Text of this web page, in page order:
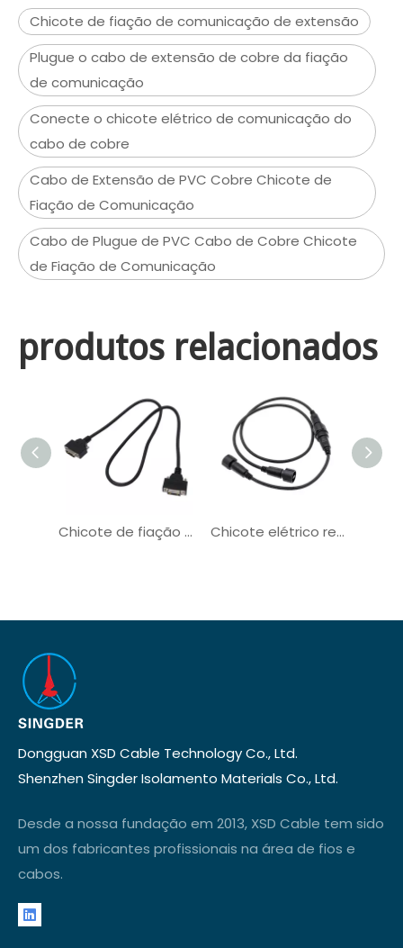
Chicote de fiação de comunicação de extensão
Plugue o cabo de extensão de cobre da fiação
de comunicação
Conecte o chicote elétrico de comunicação do
cabo de cobre
Cabo de Extensão de PVC Cobre Chicote de
Fiação de Comunicação
Cabo de Plugue de PVC Cabo de Cobre Chicote
de Fiação de Comunicação
produtos relacionados
Chicote de fiação de comunicação de sinal de energia de exibição VGA DVI Chicote elétrico redondo de comunicação do conector de PVC
Dongguan XSD Cable Technology Co., Ltd.
Shenzhen Singder Isolamento Materials Co., Ltd.
Desde a nossa fundação em 2013, XSD Cable tem sido
um dos fabricantes profissionais na área de fios e
cabos.